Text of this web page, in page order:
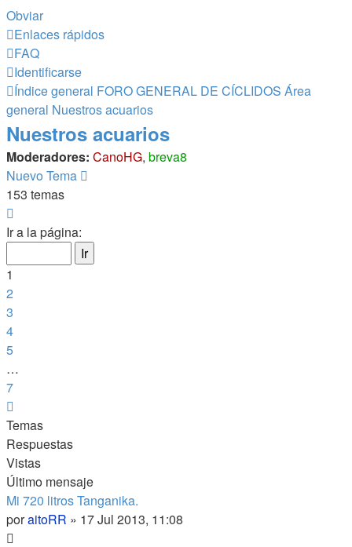
Obviar
Enlaces rápidos
FAQ
Identificarse
Índice general FORO GENERAL DE CÍCLIDOS Área
general Nuestros acuarios
Nuestros acuarios
Moderadores: CanoHG, breva8
Nuevo Tema
153 temas
1
7
Ir a la página:
1
2
3
4
5
…
7
Temas
Respuestas
Vistas
Último mensaje
Mi 720 litros Tanganika.
poraitoRR » 17 Jul 2013, 11:08